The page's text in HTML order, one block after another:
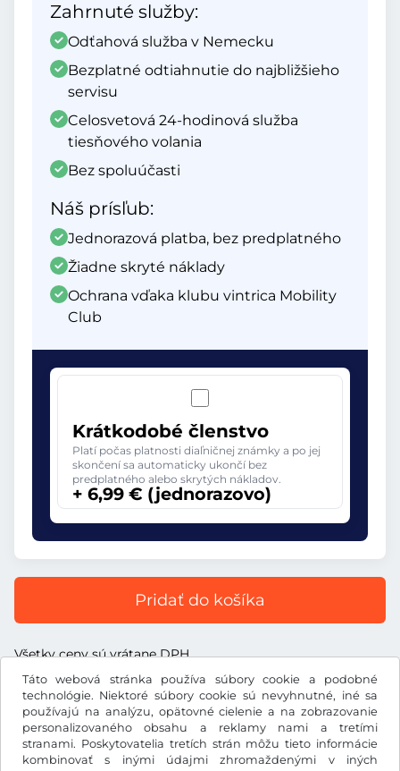
Táto webová stránka používa súbory cookie a podobné
technológie. Niektoré súbory cookie sú nevyhnutné, iné sa
používajú na analýzu, opätovné cielenie a na zobrazovanie
personalizovaného obsahu a reklamy nami a tretími
stranami. Poskytovatelia tretích strán môžu tieto informácie
kombinovať s inými údajmi zhromaždenými v iných
Zahrnuté služby:
Odťahová služba v Nemecku
Bezplatné odtiahnutie do najbližšieho
servisu
Celosvetová 24-hodinová služba
tiesňového volania
Bez spoluúčasti
Náš prísľub:
Jednorazová platba, bez predplatného
Žiadne skryté náklady
Ochrana vďaka klubu vintrica Mobility
Club
Krátkodobé členstvo
Platí počas platnosti diaľničnej známky a po jej
skončení sa automaticky ukončí bez
predplatného alebo skrytých nákladov.
+ 6,99 € (jednorazovo)
Pridať do košíka
Všetky ceny sú vrátane DPH.
€EUR